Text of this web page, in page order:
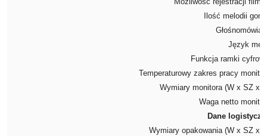
Ilość melodii
Język
Funkcja ramki
Temperaturowy zakres pracy
Wymiary monitora (W x SZ x
Waga netto
Dane
Wymiary opakowania (W x SZ x